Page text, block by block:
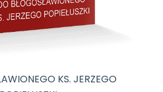
KS. JERZEGO